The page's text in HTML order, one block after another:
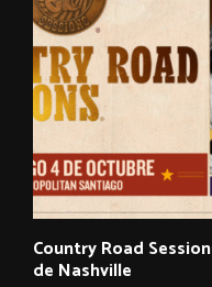
Country Road
de Nashville